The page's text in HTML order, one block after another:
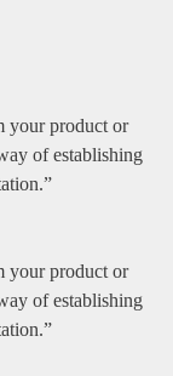
your product or
of establishing
your product or
of establishing